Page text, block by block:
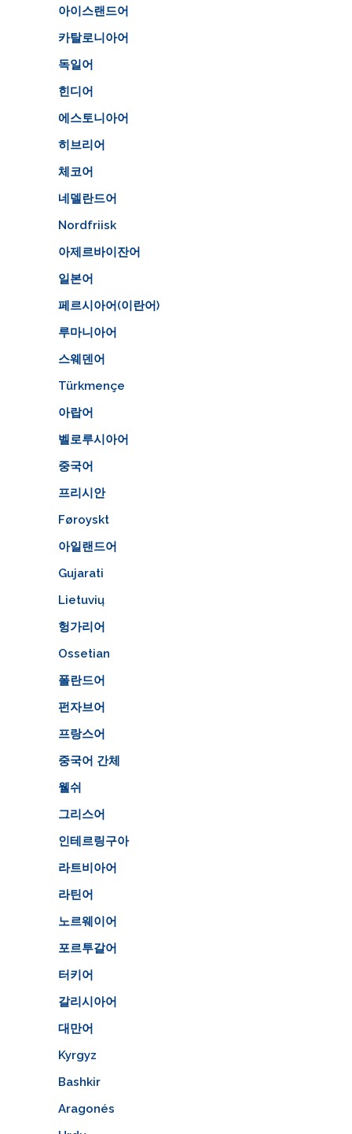
아이스랜드어
카탈로니아어
독일어
힌디어
에스토니아어
히브리어
체코어
네델란드어
Nordfriisk
아제르바이잔어
일본어
페르시아어(이란어)
루마니아어
스웨덴어
Türkmençe
아랍어
벨로루시아어
중국어
프리시안
Føroyskt
아일랜드어
Gujarati
Lietuvių
헝가리어
Ossetian
폴란드어
펀자브어
프랑스어
중국어 간체
웰쉬
그리스어
인테르링구아
라트비아어
라틴어
노르웨이어
포르투갈어
터키어
갈리시아어
대만어
Kyrgyz
Bashkir
Aragonés